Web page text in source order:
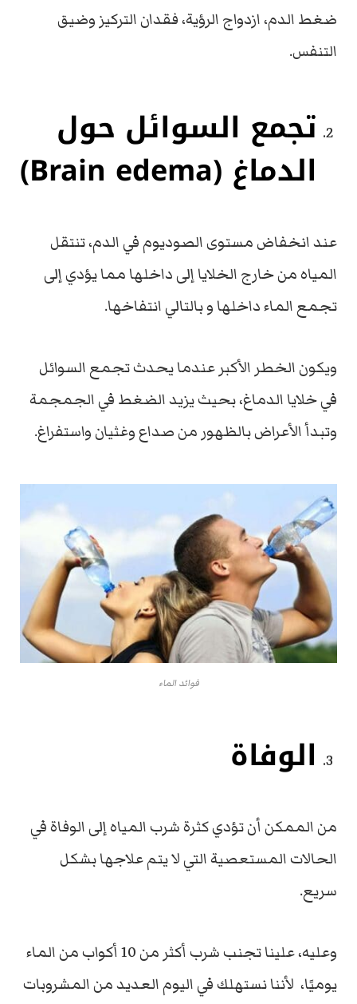
ضغط الدم، ازدواج الرؤية، فقدان التركيز وضيق
التنفس.
تجمع السوائل حول
الدماغ (Brain edema)
عند انخفاض مستوى الصوديوم في الدم، تنتقل
المياه من خارج الخلايا إلى داخلها مما يؤدي إلى
تجمع الماء داخلها و بالتالي انتفاخها.
ويكون الخطر الأكبر عندما يحدث تجمع السوائل
في خلايا الدماغ، بحيث يزيد الضغط في الجمجمة
وتبدأ الأعراض بالظهور من صداع وغثيان واستفراغ.
فوائد الماء
الوفاة
من الممكن أن تؤدي كثرة شرب المياه إلى الوفاة في
الحالات المستعصية التي لا يتم علاجها بشكل
سريع.
وعليه، علينا تجنب شرب أكثر من 10 أكواب من الماء
يوميًا، لأننا نستهلك في اليوم العديد من المشروبات